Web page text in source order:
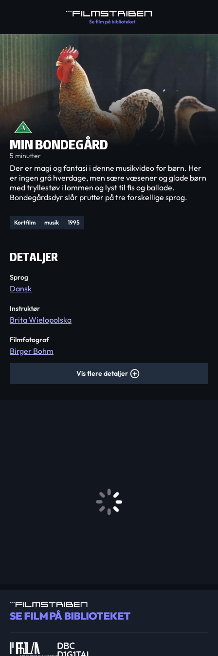
MIN BONDEGÅRD
5 minutter
Kortfilm musik 1995
Der er magi og fantasi i denne musikvideo for børn. Her
er ingen grå hverdage, men sære væsener og glade børn
med tryllestøv i lommen og lyst til fis og ballade.
Bondegårdsdyr slår prutter på tre forskellige sprog.
DETALJER
Sprog
Dansk
Instruktør
Brita Wielopolska
Filmfotograf
Birger Bohm
Vis flere detaljer